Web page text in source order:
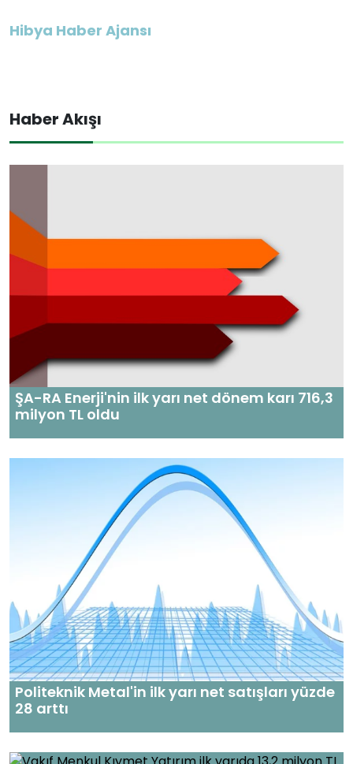
Hibya Haber Ajansı
Haber Akışı
ŞA-RA Enerji'nin ilk yarı net dönem karı 716,3
milyon TL oldu
Politeknik Metal'in ilk yarı net satışları yüzde
28 arttı